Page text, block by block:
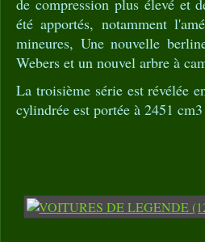
été apportés, notamment
mineures, Une nouvelle
Webers et un nouvel arbre à
La troisième série est révélée
cylindrée est portée à 2451 cm3